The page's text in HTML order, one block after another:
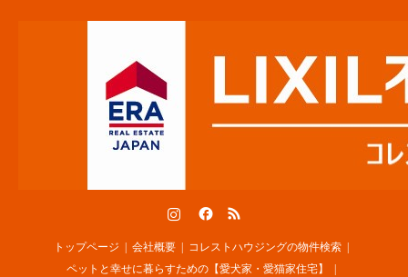
トップページ 会社概要
コレストハウジングの物件検索
ペットと幸せに暮らすための【愛犬家・愛猫家住宅】